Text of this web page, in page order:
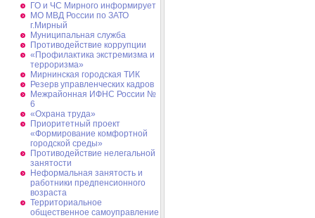
ГО и ЧС Мирного информирует
МО МВД России по ЗАТО
г.Мирный
Муниципальная cлужба
Противодействие коррупции
«Профилактика экстремизма и
терроризма»
Мирнинская городская ТИК
Резерв управленческих кадров
Межрайонная ИФНС России №
6
«Охрана труда»
Приоритетный проект
«Формирование комфортной
городской среды»
Противодействие нелегальной
занятости
Неформальная занятость и
работники предпенсионного
возраста
Территориальное
общественное самоуправление